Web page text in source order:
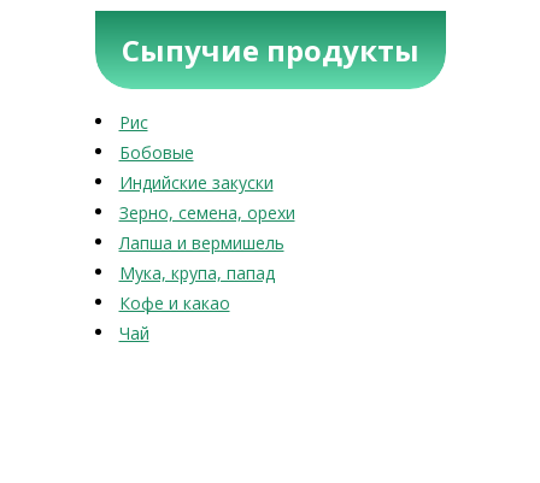
Сыпучие продукты
Рис
Бобовые
Индийские закуски
Зерно, семена, орехи
Лапша и вермишель
Мука, крупа, папад
Кофе и какао
Чай